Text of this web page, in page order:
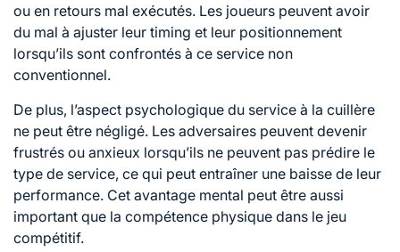
ou en retours mal exécutés. Les joueurs peuvent avoir
du mal à ajuster leur timing et leur positionnement
lorsqu’ils sont confrontés à ce service non
conventionnel.
De plus, l’aspect psychologique du service à la cuillère
ne peut être négligé. Les adversaires peuvent devenir
frustrés ou anxieux lorsqu’ils ne peuvent pas prédire le
type de service, ce qui peut entraîner une baisse de leur
performance. Cet avantage mental peut être aussi
important que la compétence physique dans le jeu
compétitif.